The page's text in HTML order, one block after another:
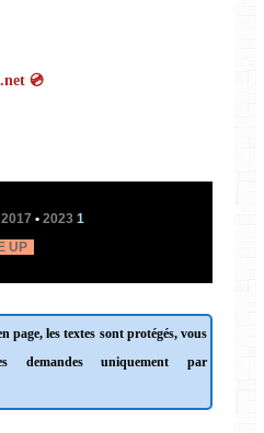
• 2023 1
UP
page, les textes sont protégés, vous
uniquement par